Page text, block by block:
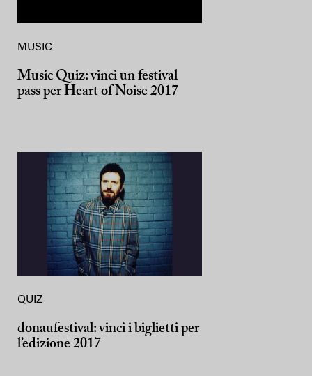
MUSIC
Music Quiz: vinci un festival
pass per Heart of Noise 2017
QUIZ
donaufestival: vinci i biglietti per
l’edizione 2017